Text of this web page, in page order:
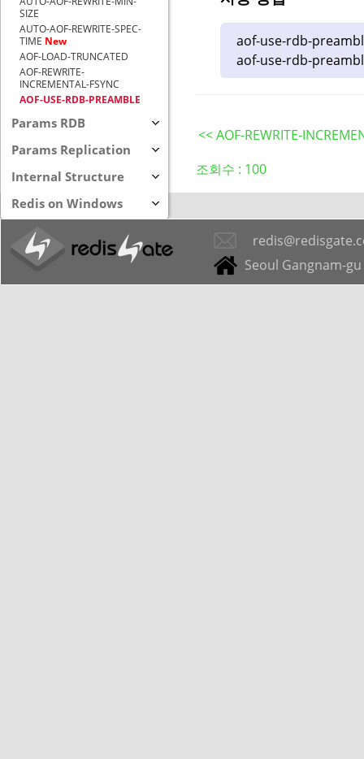
SIZE
AUTO-AOF-REWRITE-SPEC-
TIME New
AOF-LOAD-TRUNCATED
AOF-REWRITE-
INCREMENTAL-FSYNC
AOF-USE-RDB-PREAMBLE
Params RDB
Params Replication
Internal Structure
Redis on Windows
aof-use-rdb-
aof-use-rdb-
<< AOF-REWRITE-
조회수 : 100
Seoul Gangnam-